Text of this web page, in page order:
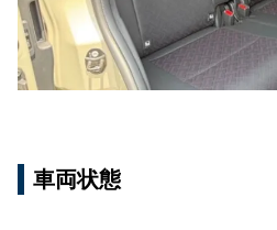
車両状態